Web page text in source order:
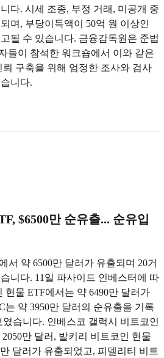
다. 시세 조종, 부정 거래, 미공개 중
며, 부당이득액이 50억 원 이상인
될 수 있습니다. 금융감독원은 준법
들이 참석한 워크숍에서 이와 같은
구축을 위해 엄정한 조사와 검사
니다.
$6500만 순유출... 순유입
서 약 6500만 달러가 유출되며 20거
니다. 11일 파사이드 인베스터에 따
현물 ETF에서는 약 6490만 달러가
는 약 3950만 달러의 순유출을 기록
습니다. 인베스코 갤럭시 비트코인
만 달러, 발키리 비트코인 현물
달러가 유출되었고, 피델리티 비트